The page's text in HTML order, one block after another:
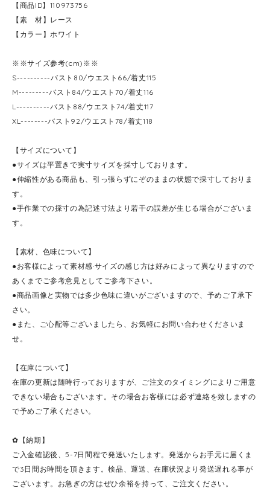
【商品ID】110973756
【素 材】レース
【カラー】ホワイト
※※サイズ参考(cm)※※
S----------バスト80/ウエスト66/着丈115
M---------バスト84/ウエスト70/着丈116
L----------バスト88/ウエスト74/着丈117
XL--------バスト92/ウエスト78/着丈118
【サイズについて】
●サイズは平置きで実寸サイズを採寸しております。
●伸縮性がある商品も、引っ張らずにぞのままの状態で採寸しておりま
す。
●手作業での採寸の為記述寸法より若干の誤差が生じる場合がございま
す。
【素材、色味について】
●お客様によって素材感·サイズの感じ方は好みによって異なりますので
あくまでご参考意見としてご参考下さい。
●商品画像と実物では多少色味に違いがございますので、予めご了承下
さい。
●また、ご心配等ございましたら、お気軽にお問い合わせくださいま
せ。
【在庫について】
在庫の更新は随時行っておりますが、ご注文のタイミングによりご用意
できない場合もございます。その場合お客様には必ず連絡を致しますの
で予めご了承ください。
✿【納期】
ご入金確認後、5-7日間程で発送いたします。発送からお手元に届くま
で3日間お時間を頂きます。検品、運送、在庫状況より発送遅れる事が
ございます。お急ぎの方はぜひ余裕を持って、ご注文ください。